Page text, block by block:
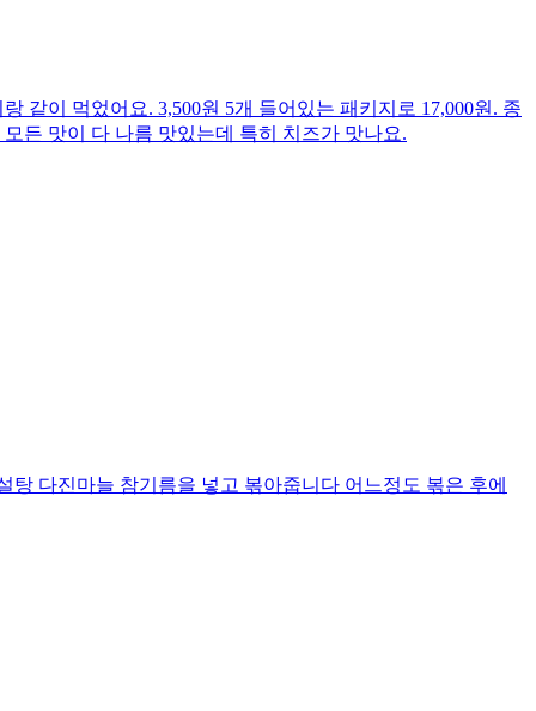
같이 먹었어요. 3,500원 5개 들어있는 패키지로 17,000원. 종
든 맛이 다 나름 맛있는데 특히 치즈가 맛나요.
다진마늘 참기름을 넣고 볶아줍니다 어느정도 볶은 후에